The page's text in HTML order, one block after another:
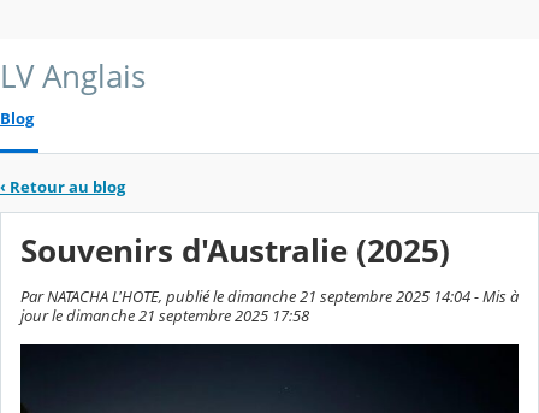
LV Anglais
Blog
‹ Retour au blog
Souvenirs d'Australie (2025)
Par NATACHA L'HOTE, publié le dimanche 21 septembre 2025 14:04 - Mis à
jour le dimanche 21 septembre 2025 17:58